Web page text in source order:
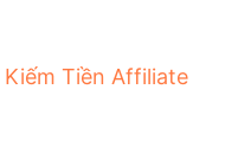
Kiếm Tiền Affiliate